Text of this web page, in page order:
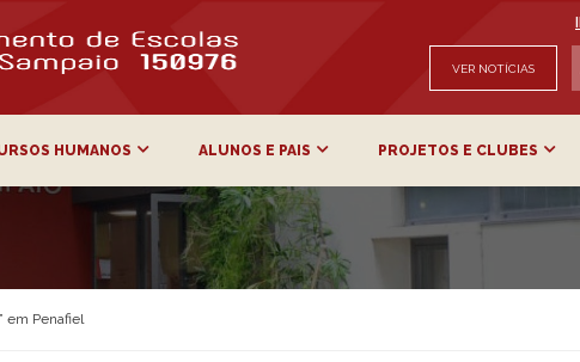
VER NOTÍCIAS
HUMANOS ALUNOS E PAIS PROJETOS E CLUBES
em Penafiel